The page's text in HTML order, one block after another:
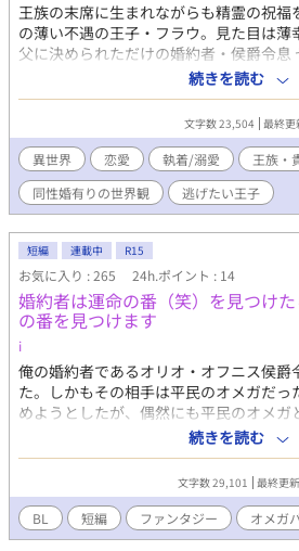
王族の末席に生まれながらも精霊の祝福
の薄い不遇の王子・フラウ。見た目は薄
父に決められただけの婚約者・侯爵令息
ある時、他国の王子であるシンがフラウ
ドリックとの婚約を白紙に戻し、国家間
を結ぼうではないかという流れに…。
かそれに抵抗するセドリックと、略奪す
さし、フラウは自分の宮に閉じこもって
ばせながらにフラウに精霊の祝福が授け
あ使えるスキルだと踏んだフラウは、そ
王宮から姿を消した。 『お嫁さんを探
でください。』 という書き置きを残し
かけていたけれど、やっぱり可愛い女性
ラウと、フラウとの婚約解消に納得出来
婚約、一目惚れしたフラウを捕まえて早
まったり更新です。
続きを読む
文字数 23,504 最終
異世界 恋愛 執着/溺愛 王族・
同性婚有りの世界観
逃げたい王子
短編 連載中 R15
お気に入り : 265 24h.ポイント : 14
婚約者は運命の番（笑）を見つけ
の番を見つけます
i
俺の婚約者であるオリオ・オフニス侯爵
た。しかもその相手は平民のオメガだ
めようとしたが、偶然にも平民のオメガ
いる現場を目撃してしまった。 翌日、俺
取った。 俺はどうしても彼を許すこと
をしてやろうと決意する──。
続きを読む
文字数 29,101 最終更
BL 短編 ファンタジー オメガ